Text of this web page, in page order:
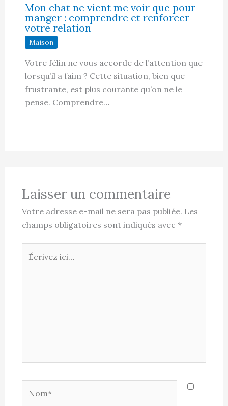
Mon chat ne vient me voir que pour
manger : comprendre et renforcer
votre relation
Maison
Votre félin ne vous accorde de l’attention que
lorsqu’il a faim ? Cette situation, bien que
frustrante, est plus courante qu’on ne le
pense. Comprendre…
Laisser un commentaire
Votre adresse e-mail ne sera pas publiée. Les
champs obligatoires sont indiqués avec *
ici…